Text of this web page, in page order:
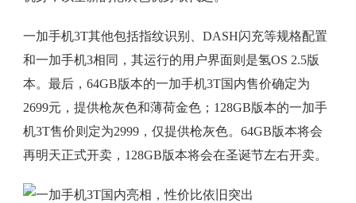
一加手机3T其他包括指纹识别、DASH闪充等规格配置
和一加手机3相同，其运行的用户界面则是氢OS 2.5版
本。最后，64GB版本的一加手机3T国内售价确定为
2699元，提供枪灰色和薄荷金色；128GB版本的一加手
机3T售价则定为2999，仅提供枪灰色。64GB版本将会
再明天正式开卖，128GB版本将会在圣诞节左右开卖。